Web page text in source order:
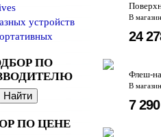
устройств
ПО
ПО ЦЕНЕ
В
24
Флеш-
В
7